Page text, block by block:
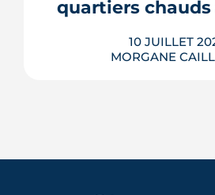
et surtout ce qu...
LIRE
quartiers chauds
10 JUILLET
MORGANE
images satellites